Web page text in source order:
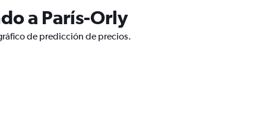
a París-Orly
de predicción de precios.